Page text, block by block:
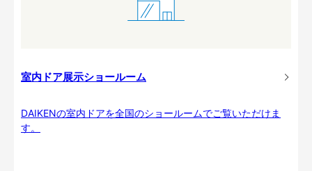
室内ドア展示ショールーム
DAIKENの室内ドアを全国のショールームでご覧いただけま
す。